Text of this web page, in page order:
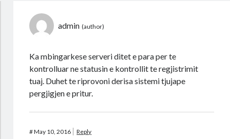
admin
Ka mbingarkese serveri ditet e para per te
kontrolluar ne statusin e kontrollit te regjistrimit
tuaj. Duhet te riprovoni derisa sistemi tjujape
pergjigjen e pritur.
#May 10, 2016 Reply